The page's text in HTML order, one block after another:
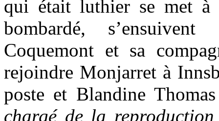
qui était luthier se met
bombardé,
Coquemont et sa
rejoindre Monjarret à
poste et Blandine
chargé de la